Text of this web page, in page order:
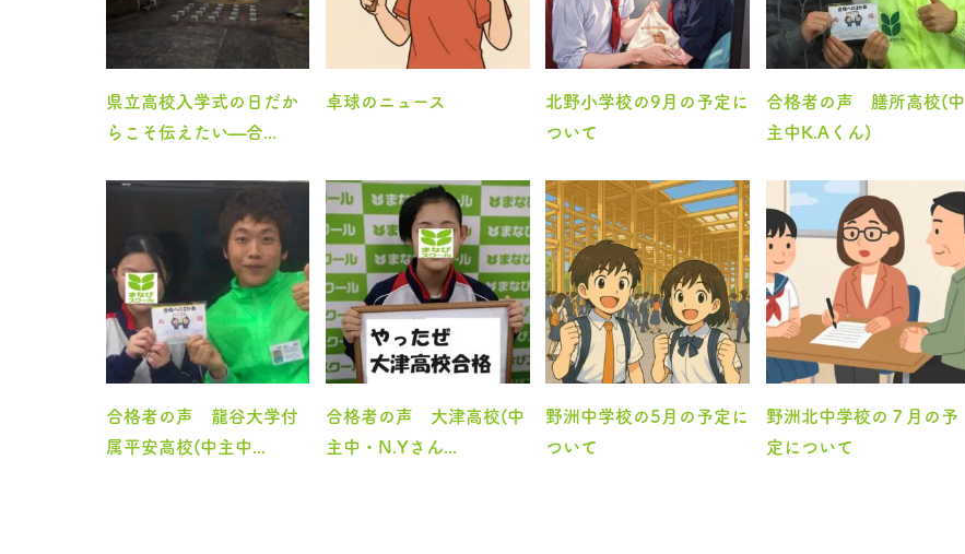
県立高校入学式の日だか
らこそ伝えたい—合...
卓球のニュース
北野小学校の9月の予定に
ついて
合格者の声 膳所高校(中
主中K.Aくん)
合格者の声 龍谷大学付
属平安高校(中主中...
合格者の声 大津高校(中
主中・N.Yさん...
野洲中学校の5月の予定に
ついて
野洲北中学校の７月の予
定について